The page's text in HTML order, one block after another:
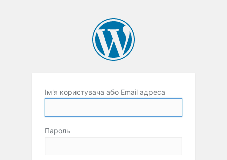
Ім'я користувача або Email адреса
Пароль